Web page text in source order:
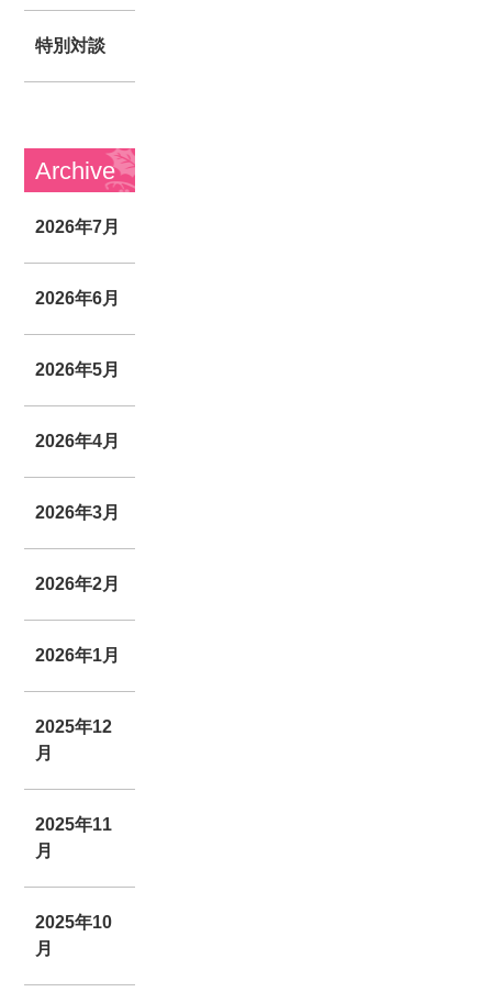
特別対談
Archive
2026年7月
2026年6月
2026年5月
2026年4月
2026年3月
2026年2月
2026年1月
2025年12
月
2025年11
月
2025年10
月